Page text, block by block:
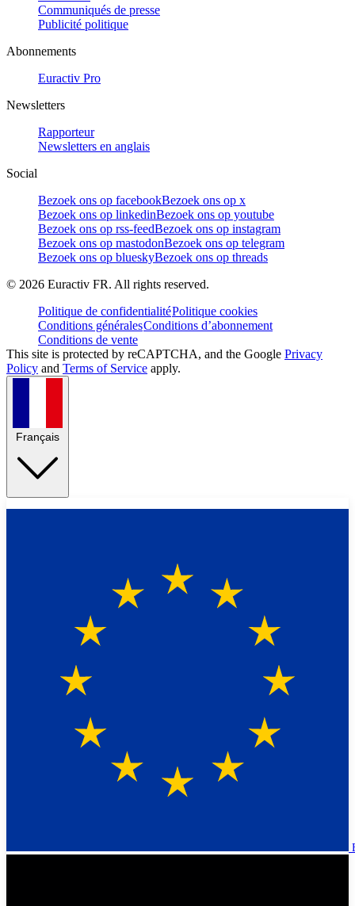
Communiqués de presse
Publicité politique
Abonnements
Euractiv Pro
Newsletters
Rapporteur
Newsletters en anglais
Social
Bezoek ons op facebookBezoek ons op x
Bezoek ons op linkedinBezoek ons op youtube
Bezoek ons op rss-feedBezoek ons op instagram
Bezoek ons op mastodonBezoek ons op telegram
Bezoek ons op blueskyBezoek ons op threads
© 2026 Euractiv FR. All rights reserved.
Politique de confidentialitéPolitique cookies
Conditions généralesConditions d’abonnement
Conditions de vente
This site is protected by reCAPTCHA, and the Google Privacy
Policy and Terms of Service apply.
Français